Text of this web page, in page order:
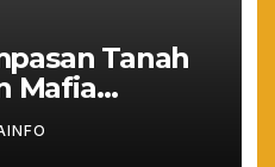
Tanah
Mafia
Bermain